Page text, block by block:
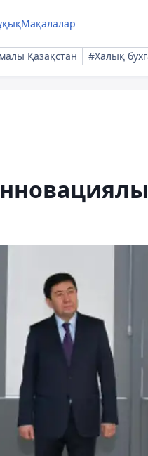
Мақалалар
Қазақстан #Халық